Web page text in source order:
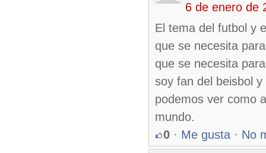
6 de enero de
El tema del futbol y
que se necesita
que se necesita
soy fan del beisbol
podemos ver como
mundo.
0 · Me gusta · No